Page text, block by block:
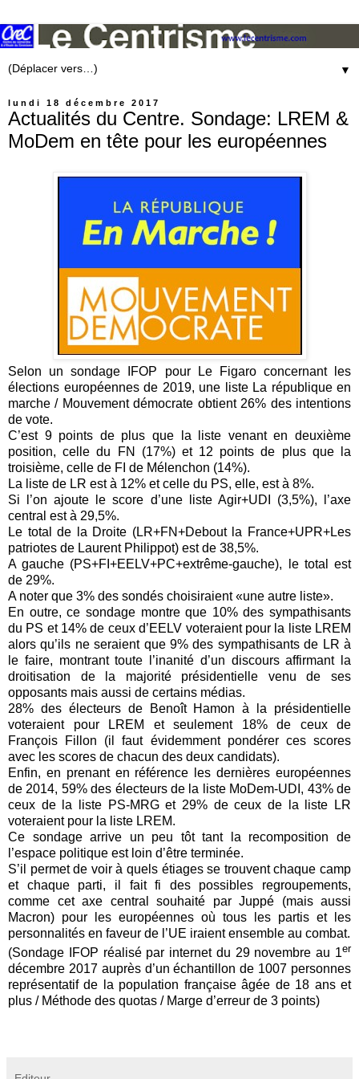
▼
lundi 18 décembre 2017
Actualités du Centre. Sondage: LREM &
MoDem en tête pour les européennes
Selon un sondage IFOP pour Le Figaro concernant les
élections européennes de 2019, une liste La république en
marche / Mouvement démocrate obtient 26% des intentions
de vote.
C’est 9 points de plus que la liste venant en deuxième
position, celle du FN (17%) et 12 points de plus que la
troisième, celle de FI de Mélenchon (14%).
La liste de LR est à 12% et celle du PS, elle, est à 8%.
Si l’on ajoute le score d’une liste Agir+UDI (3,5%), l’axe
central est à 29,5%.
Le total de la Droite (LR+FN+Debout la France+UPR+Les
patriotes de Laurent Philippot) est de 38,5%.
A gauche (PS+FI+EELV+PC+extrême-gauche), le total est
de 29%.
A noter que 3% des sondés choisiraient «une autre liste».
En outre, ce sondage montre que 10% des sympathisants
du PS et 14% de ceux d’EELV voteraient pour la liste LREM
alors qu’ils ne seraient que 9% des sympathisants de LR à
le faire, montrant toute l’inanité d’un discours affirmant la
droitisation de la majorité présidentielle venu de ses
opposants mais aussi de certains médias.
28% des électeurs de Benoît Hamon à la présidentielle
voteraient pour LREM et seulement 18% de ceux de
François Fillon (il faut évidemment pondérer ces scores
avec les scores de chacun des deux candidats).
Enfin, en prenant en référence les dernières européennes
de 2014, 59% des électeurs de la liste MoDem-UDI, 43% de
ceux de la liste PS-MRG et 29% de ceux de la liste LR
voteraient pour la liste LREM.
Ce sondage arrive un peu tôt tant la recomposition de
l’espace politique est loin d’être terminée.
S’il permet de voir à quels étiages se trouvent chaque camp
et chaque parti, il fait fi des possibles regroupements,
comme cet axe central souhaité par Juppé (mais aussi
Macron) pour les européennes où tous les partis et les
personnalités en faveur de l’UE iraient ensemble au combat.
(Sondage IFOP réalisé par internet du 29 novembre au 1er
décembre 2017 auprès d’un échantillon de 1007 personnes
représentatif de la population française âgée de 18 ans et
plus / Méthode des quotas / Marge d’erreur de 3 points)